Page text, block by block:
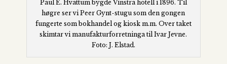
Paul E. Hvattum bygde Vinstra hotell i 1896. Til
høgre ser vi Peer Gynt-stugu som den gongen
fungerte som bokhandel og kiosk m.m. Over taket
skimtar vi manufakturforretninga til Ivar Jevne.
Foto: J. Elstad.